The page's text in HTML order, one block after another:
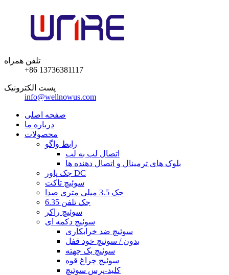
تلفن همراه
+86 13736381117
پست الکترونیک
info@wellnowus.com
صفحه اصلی
درباره ما
محصولات
رابط واگو
اتصال لب به لب
بلوک های ترمینال و اتصال دهنده ها
جک پاور DC
سوئیچ تاکت
جک 3.5 میلی متری صدا
6.35 جک تلفن
سوئیچ راکر
سوئیچ دکمه ای
سوئیچ ضد خرابکاری
بدون / سوئیچ خود قفل
سوئیچ یک جهته
سوئیچ چراغ قوه
کلید-پرس سوئیچ